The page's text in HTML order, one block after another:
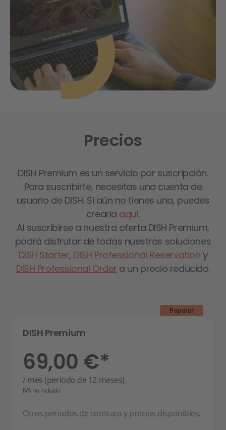
Precios
DISH Premium es un servicio por suscripción.
Para suscribirte, necesitas una cuenta de
usuario de DISH. Si aún no tienes una, puedes
crearla aquí.
Al suscribirse a nuestra oferta DISH Premium,
podrá disfrutar de todas nuestras soluciones
DISH Starter, DISH Professional Reservation y
DISH Professional Order a un precio reducido.
DISH Premium
Popular
69,00 €*
/ mes (periodo de 12 meses)
IVA no incluido
Otros periodos de contrato y precios disponibles: